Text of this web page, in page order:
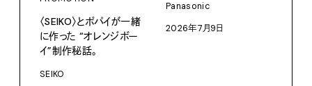
〈SEIKO〉とポパイが一緒
に作った “オレンジボー
イ”制作秘話。
SEIKO
Panasonic
2026年7月9日